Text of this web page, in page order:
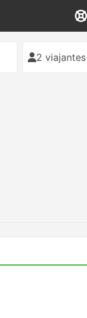
2 viajantes